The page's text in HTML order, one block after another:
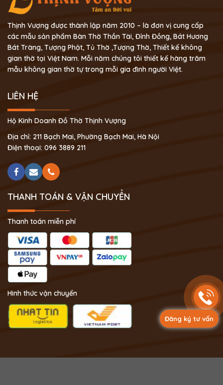
Đăng ký tư vấn
Thịnh Vượng được thành lập năm 2010 – là đơn vị cung cấp
các mẫu sản phẩm Bàn Thờ Thần Tài, Đỉnh Đồng, Bát Hương
Bát Tràng, Tượng Phật, Tủ Thờ ,Tượng Thờ, Thiết kế không
gian thờ tại Việt Nam. Mỗi năm chúng tôi thiết kế hàng trăm
mẫu không gian thờ tự trong mỗi gia đình người Việt.
LIÊN HỆ
Hộ Kinh Doanh Đồ Thờ Thịnh Vượng
Địa chỉ: 211 Bạch Mai, Phường Bạch Mai, Hà Nội
Điện thoại: 096 3889 211
THANH TOÁN & VẬN CHUYỂN
Thanh toán miễn phí
Hình thức vận chuyển